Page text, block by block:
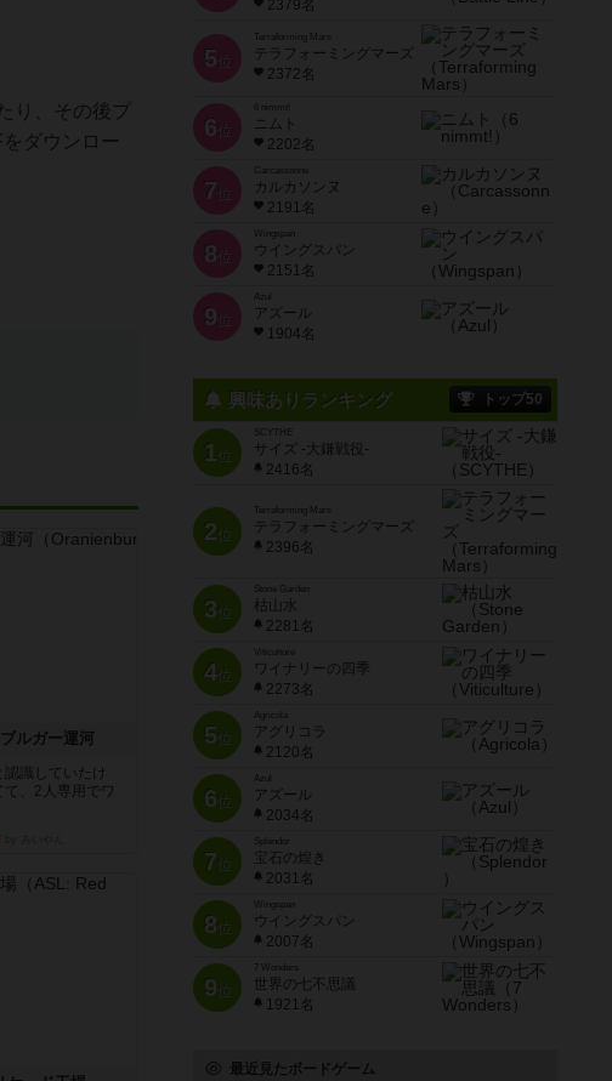
り、その後プ
ダウンロー
ルガー運河
識していたけ
て、2人専用でワ
2379名
5 位
Terraforming Mars
テラフォーミングマーズ
2372名
6 位
ニムト
2202名
7 位
Carcassonne
カルカソンヌ
2191名
8 位
Wingspan
ウイングスパン
2151名
9 位
Azul
アズール
1904名
興味ありランキング トップ50
1位
SCYTHE
サイズ -大鎌戦役-
2416名
2位
Terraforming Mars
テラフォーミングマーズ
2396名
3位
Stone Garden
枯山水
2281名
4位
Viticulture
ワイナリーの四季
2273名
5位
Agricola
アグリコラ
2120名
6位
Azul
アズール
2034名
7位
宝石の煌き
2031名
8位
Wingspan
ウイングスパン
2007名
9位
7 Wonders
世界の七不思議
1921名
最近見たボードゲーム